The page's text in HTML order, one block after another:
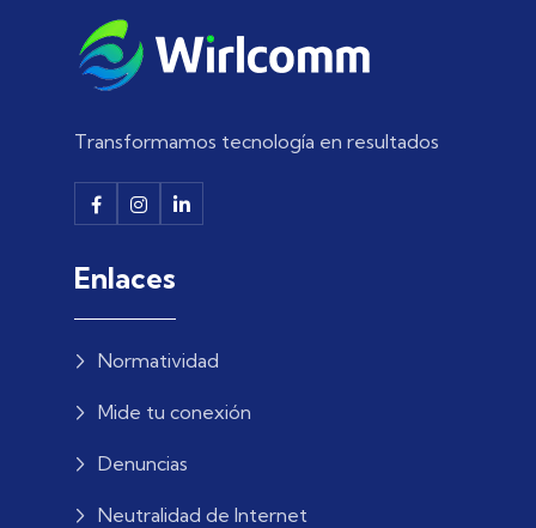
Transformamos tecnología en resultados
Enlaces
Normatividad
Mide tu conexión
Denuncias
Neutralidad de Internet